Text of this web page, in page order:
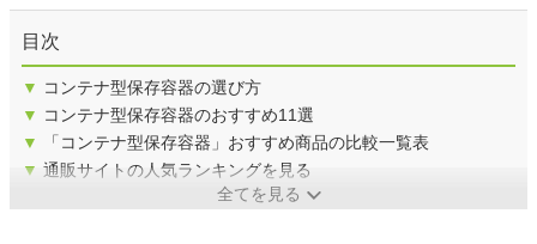
目次
▼ コンテナ型保存容器の選び方
▼ コンテナ型保存容器のおすすめ11選
▼
「コンテナ型保存容器」おすすめ商品の比較一覧表
▼ 通販サイトの人気ランキングを見る
全てを見る